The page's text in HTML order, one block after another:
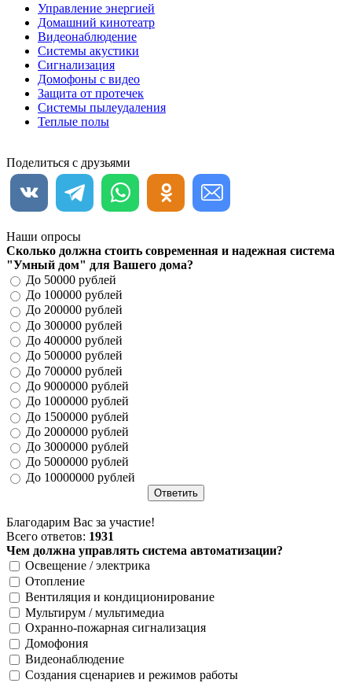
Управление энергией
Домашний кинотеатр
Видеонаблюдение
Системы акустики
Сигнализация
Домофоны с видео
Защита от протечек
Системы пылеудаления
Теплые полы
Поделиться с друзьями
Наши опросы
Сколько должна стоить современная и надежная система
"Умный дом" для Вашего дома?
До 50000 рублей
До 100000 рублей
До 200000 рублей
До 300000 рублей
До 400000 рублей
До 500000 рублей
До 700000 рублей
До 9000000 рублей
До 1000000 рублей
До 1500000 рублей
До 2000000 рублей
До 3000000 рублей
До 5000000 рублей
До 10000000 рублей
Благодарим Вас за участие!
Всего ответов: 1931
Чем должна управлять система автоматизации?
Освещение / электрика
Отопление
Вентиляция и кондиционирование
Мультирум / мультимедиа
Охранно-пожарная сигнализация
Домофония
Видеонаблюдение
Создания сценариев и режимов работы